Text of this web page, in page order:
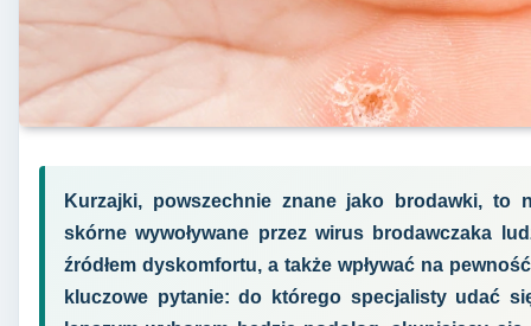
Kurzajki, powszechnie znane jako brodawki, to
skórne wywoływane przez wirus brodawczaka
źródłem dyskomfortu, a także wpływać na
kluczowe pytanie: do którego specjalisty udać